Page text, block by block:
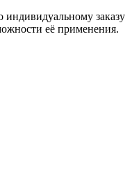
заказу
её применения.